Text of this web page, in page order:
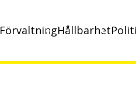
FörvaltningHållbarhet